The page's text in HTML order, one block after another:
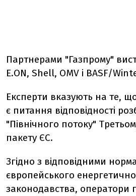
Партнерами "Газпрому"
E.ON, Shell, OMV і BASF/
Експерти вказують на те,
є питання відповідності
"Північного потоку"
пакету ЄС.
Згідно з відповідними
європейського
законодавства, оператори